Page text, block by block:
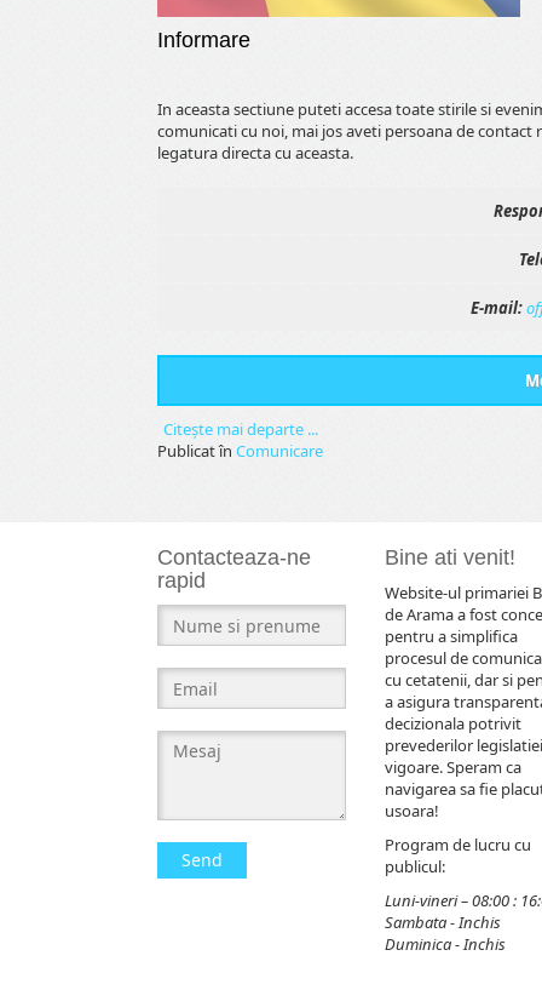
Informare
In aceasta sectiune puteti accesa toate stirile si
comunicati cu noi, mai jos aveti persoana de
legatura directa cu aceasta.
E-mail:
Citeşte mai departe ...
Publicat în Comunicare
Contacteaza-ne
rapid
Send
Bine ati venit!
Website-ul primariei
de Arama a fost
pentru a simplifica
procesul de
cu cetatenii, dar si
a asigura
decizionala potrivit
prevederilor
vigoare. Speram ca
navigarea sa fie
usoara!
Program de lucru cu
publicul:
Luni-vineri – 08:00 :
Sambata - Inchis
Duminica - Inchis